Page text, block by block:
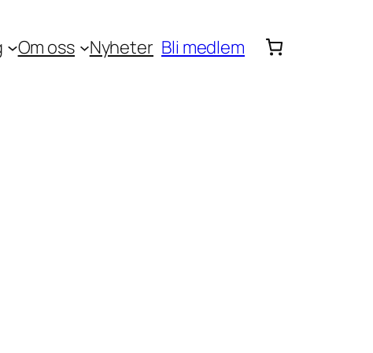
Om oss Nyheter Bli medlem